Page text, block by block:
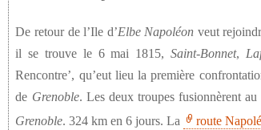
De retour de l’Ile d’Elbe Napoléon veut
il se trouve le 6 mai 1815,Saint-Bonnet,
Rencontre’, qu’eut lieu la première
de Grenoble. Les deux troupes fusionnèrent
Grenoble. 324 km en 6 jours. La route